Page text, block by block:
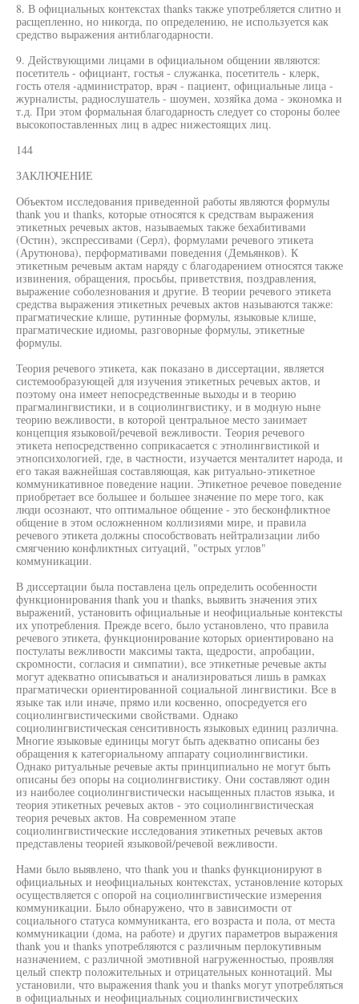
8. В официальных контекстах thanks также употребляется слитно и
расщепленно, но никогда, по определению, не используется как
средство выражения антиблагодарности.
9. Действующими лицами в официальном общении являются:
посетитель - официант, гостья - служанка, посетитель - клерк,
гость отеля -администратор, врач - пациент, официальные лица -
журналисты, радиослушатель - шоумен, хозяйка дома - экономка и
т.д. При этом формальная благодарность следует со стороны более
высокопоставленных лиц в адрес нижестоящих лиц.
144
ЗАКЛЮЧЕНИЕ
Объектом исследования приведенной работы являются формулы
thank you и thanks, которые относятся к средствам выражения
этикетных речевых актов, называемых также бехабитивами
(Остин), экспрессивами (Серл), формулами речевого этикета
(Арутюнова), перформативами поведения (Демьянков). К
этикетным речевым актам наряду с благодарением относятся также
извинения, обращения, просьбы, приветствия, поздравления,
выражение соболезнования и другие. В теории речевого этикета
средства выражения этикетных речевых актов называются также:
прагматические клише, рутинные формулы, языковые клише,
прагматические идиомы, разговорные формулы, этикетные
формулы.
Теория речевого этикета, как показано в диссертации, является
системообразующей для изучения этикетных речевых актов, и
поэтому она имеет непосредственные выходы и в теорию
прагмалингвистики, и в социолингвистику, и в модную ныне
теорию вежливости, в которой центральное место занимает
концепция языковой/речевой вежливости. Теория речевого
этикета непосредственно соприкасается с этнолингвистикой и
этнопсихологией, где, в частности, изучается менталитет народа, и
его такая важнейшая составляющая, как ритуально-этикетное
коммуникативное поведение нации. Этикетное речевое поведение
приобретает все большее и большее значение по мере того, как
люди осознают, что оптимальное общение - это бесконфликтное
общение в этом осложненном коллизиями мире, и правила
речевого этикета должны способствовать нейтрализации либо
смягчению конфликтных ситуаций, "острых углов"
коммуникации.
В диссертации была поставлена цель определить особенности
функционирования thank you и thanks, выявить значения этих
выражений, установить официальные и неофициальные контексты
их употребления. Прежде всего, было установлено, что правила
речевого этикета, функционирование которых ориентировано на
постулаты вежливости максимы такта, щедрости, апробации,
скромности, согласия и симпатии), все этикетные речевые акты
могут адекватно описываться и анализироваться лишь в рамках
прагматически ориентированной социальной лингвистики. Все в
языке так или иначе, прямо или косвенно, опосредуется его
социолингвистическими свойствами. Однако
социолингвистическая сенситивность языковых единиц различна.
Многие языковые единицы могут быть адекватно описаны без
обращения к категориальному аппарату социолингвистики.
Однако ритуальные речевые акты принципиально не могут быть
описаны без опоры на социолингвистику. Они составляют один
из наиболее социолингвистически насыщенных пластов языка, и
теория этикетных речевых актов - это социолингвистическая
теория речевых актов. На современном этапе
социолингвистические исследования этикетных речевых актов
представлены теорией языковой/речевой вежливости.
Нами было выявлено, что thank you и thanks функционируют в
официальных и неофициальных контекстах, установление которых
осуществляется с опорой на социолингвистические измерения
коммуникации. Было обнаружено, что в зависимости от
социального статуса коммуниканта, его возраста и пола, от места
коммуникации (дома, на работе) и других параметров выражения
thank you и thanks употребляются с различным перлокутивным
назначением, с различной эмотивной нагруженностью, проявляя
целый спектр положительных и отрицательных коннотаций. Мы
установили, что выражения thank you и thanks могут употребляться
в официальных и неофициальных социолингвистических